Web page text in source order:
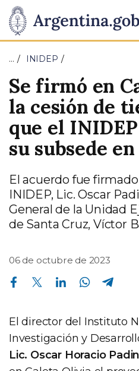
Presidencia
de
la
Nación
Pasar al contenido
… INIDEP
Se firmó en
la cesión de
que el
su subsede
El acuerdo fue
INIDEP, Lic. Oscar
General de la Unidad
de Santa Cruz, Víctor
06 de octubre de 2023
Compartir en Facebook Compartir en Twitter Compartir en Linkedin Compartir en Whatsapp
El director del Instituto
Investigación y
Lic. Oscar Horacio Padin